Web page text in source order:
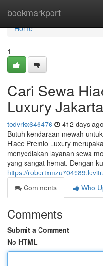
bookmarkport
Home
Home
1
Cari Sewa
Luxury
tedvrkx646476 412 days ago
Butuh kendaraan mewah
Hiace Premio Luxury
menyediakan layanan sewa
yang sangat hemat. Dengan
https://
Comments
Who
Comments
Submit a Comment
No HTML